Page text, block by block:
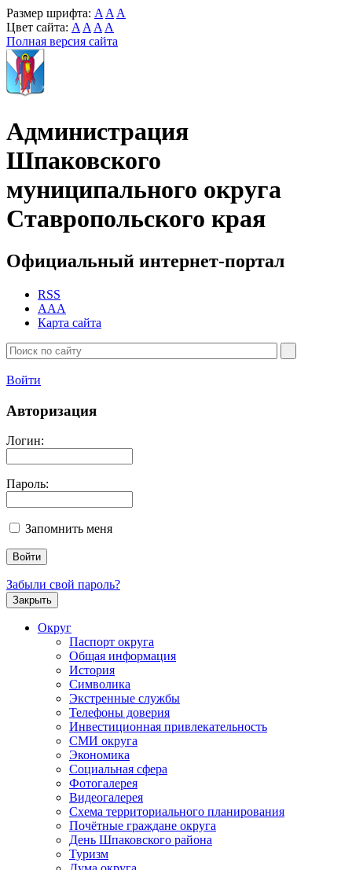
Размер шрифта: A A A
Цвет сайта: A A A A
Полная версия сайта
Администрация
Шпаковского
муниципального округа
Ставропольского края
Официальный интернет-портал
RSS
AAA
Карта сайта
Войти
Авторизация
Логин:
Пароль:
Запомнить меня
Забыли свой пароль?
Закрыть
Округ
Паспорт округа
Общая информация
История
Символика
Экстренные службы
Телефоны доверия
Инвестиционная привлекательность
СМИ округа
Экономика
Социальная сфера
Фотогалерея
Видеогалерея
Схема территориального планирования
Почётные граждане округа
День Шпаковского района
Туризм